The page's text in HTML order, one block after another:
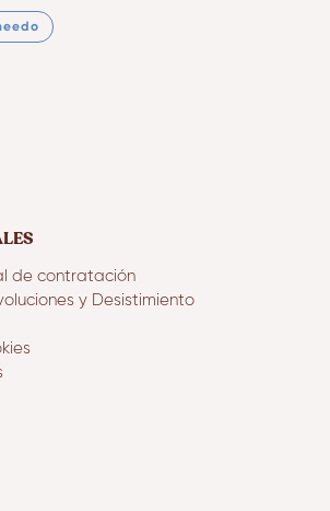
de contratación
y Desistimiento